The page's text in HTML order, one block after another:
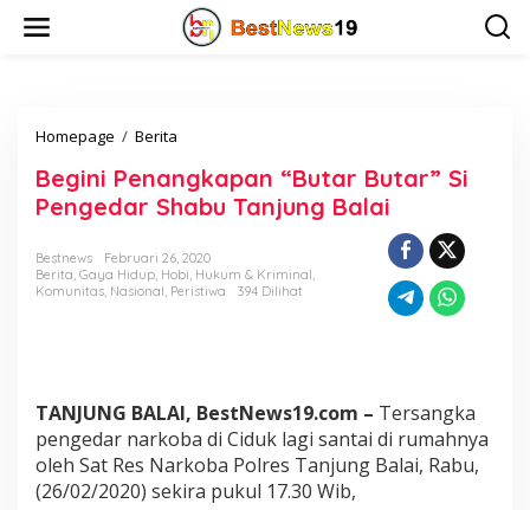
Homepage / Berita
g
i
n
P
e
a
p
a
n
"
Begini Penangkapan “Butar Butar” Si
Pengedar Shabu Tanjung Balai
Bestnews
Februari 26, 2020
Berita, Gaya Hidup, Hobi, Hukum & Kriminal,
Komunitas, Nasional, Peristiwa 394 Dilihat
TANJUNG BALAI, BestNews19.com – Tersangka
pengedar narkoba di Ciduk lagi santai di rumahnya
oleh Sat Res Narkoba Polres Tanjung Balai, Rabu,
(26/02/2020) sekira pukul 17.30 Wib,